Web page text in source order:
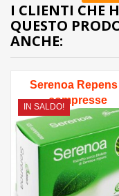
I CLIENTI CHE
QUESTO
ANCHE:
IN SALDO!
Serenoa Repens
compresse